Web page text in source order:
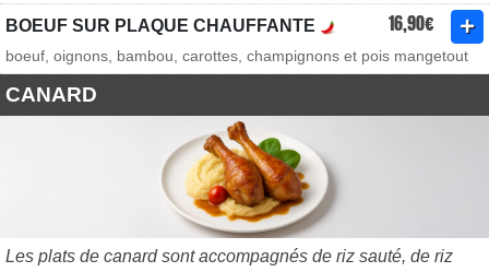
BOEUF SUR PLAQUE CHAUFFANTE 16,90€
boeuf, oignons, bambou, carottes, champignons et pois mangetout
CANARD
Les plats de canard sont accompagnés de riz sauté, de riz